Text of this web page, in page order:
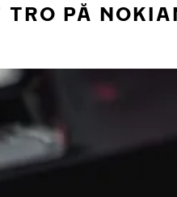
TRO PÅ